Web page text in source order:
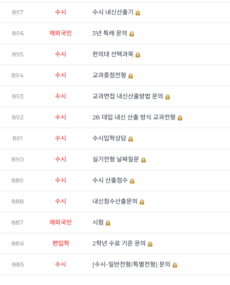
897 수시 수시 내신산출기
896 재외국민 3년 특레 문의
895 수시 한의대 선택과목
894 수시 교과중점전형
893 수시 교과면접 내신산출방법 문의
892 수시 28 대입 내신 산출 방식 교과전형
891 수시 수시입학상담
890 수시 실기전형 날짜질문
889 수시 수시 산출점수
888 수시 내신점수산출문의
887 재외국민 시험
886 편입학 2학년 수료 기준 문의
885 수시 [수시-일반전형/특별전형] 문의